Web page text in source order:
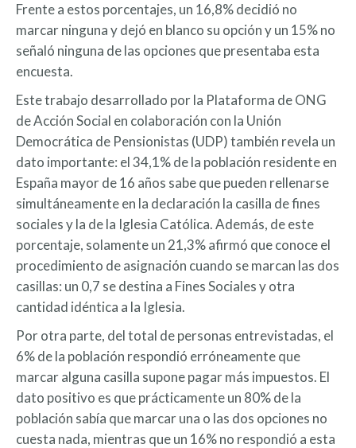
Frente a estos porcentajes, un 16,8% decidió no
marcar ninguna y dejó en blanco su opción y un 15% no
señaló ninguna de las opciones que presentaba esta
encuesta.
Este trabajo desarrollado por la Plataforma de ONG
de Acción Social en colaboración con la Unión
Democrática de Pensionistas (UDP) también revela un
dato importante: el 34,1% de la población residente en
España mayor de 16 años sabe que pueden rellenarse
simultáneamente en la declaración la casilla de fines
sociales y la de la Iglesia Católica. Además, de este
porcentaje, solamente un 21,3% afirmó que conoce el
procedimiento de asignación cuando se marcan las dos
casillas: un 0,7 se destina a Fines Sociales y otra
cantidad idéntica a la Iglesia.
Por otra parte, del total de personas entrevistadas, el
6% de la población respondió erróneamente que
marcar alguna casilla supone pagar más impuestos. El
dato positivo es que prácticamente un 80% de la
población sabía que marcar una o las dos opciones no
cuesta nada, mientras que un 16% no respondió a esta